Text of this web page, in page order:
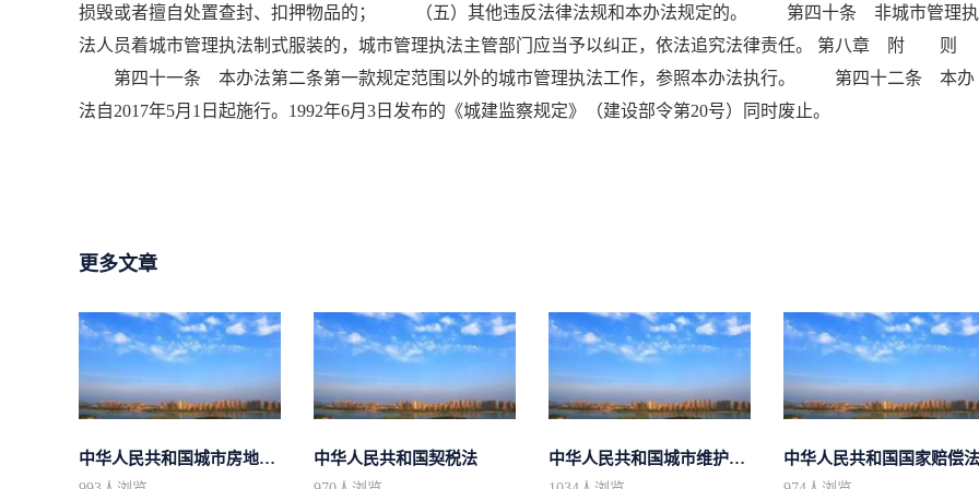
损毁或者擅自处置查封、扣押物品的； （五）其他违反法律法规和本办法规定的。 第四十条 非城市管理执
法人员着城市管理执法制式服装的，城市管理执法主管部门应当予以纠正，依法追究法律责任。 第八章 附 则
第四十一条 本办法第二条第一款规定范围以外的城市管理执法工作，参照本办法执行。 第四十二条 本办
法自2017年5月1日起施行。1992年6月3日发布的《城建监察规定》（建设部令第20号）同时废止。
更多文章
中华人民共和国城市房地产管理法 中华人民共和国契税法 中华人民共和国城市维护建设税法 中华人民共和国国家赔偿法